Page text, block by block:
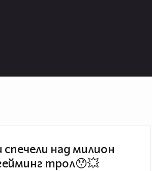
над милион
трол😯💥